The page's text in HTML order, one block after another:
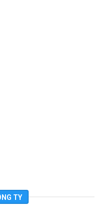
TY